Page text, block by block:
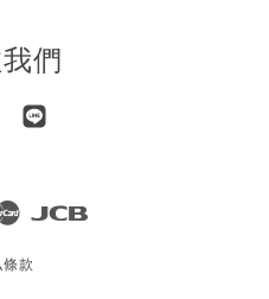
們
Master
款